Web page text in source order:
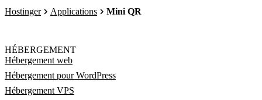
Hostinger Applications Mini QR
HÉBERGEMENT
Hébergement web
Hébergement pour WordPress
Hébergement VPS